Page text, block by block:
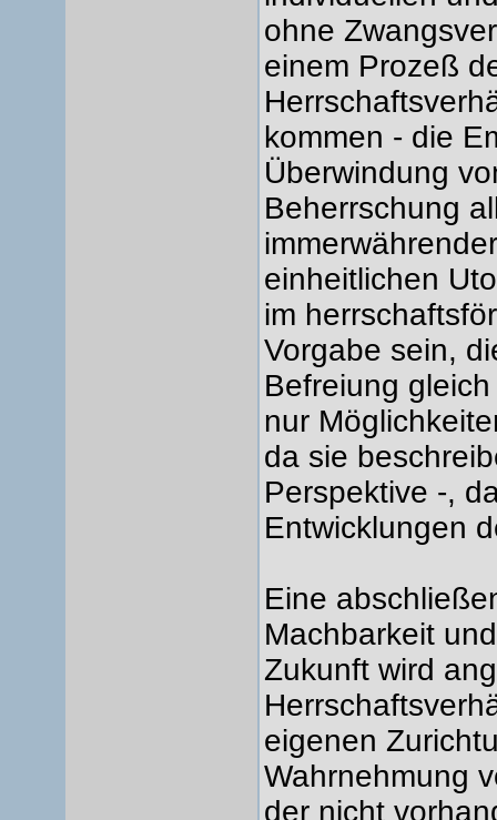
ohne
einem Prozeß
kommen - die
Überwindung
Beherrschung
einheitlichen
im
Vorgabe sein,
Befreiung
nur
da sie
Perspektive -,
Entwicklungen
Eine
Machbarkeit
Zukunft wird
eigenen
Wahrnehmung
der nicht